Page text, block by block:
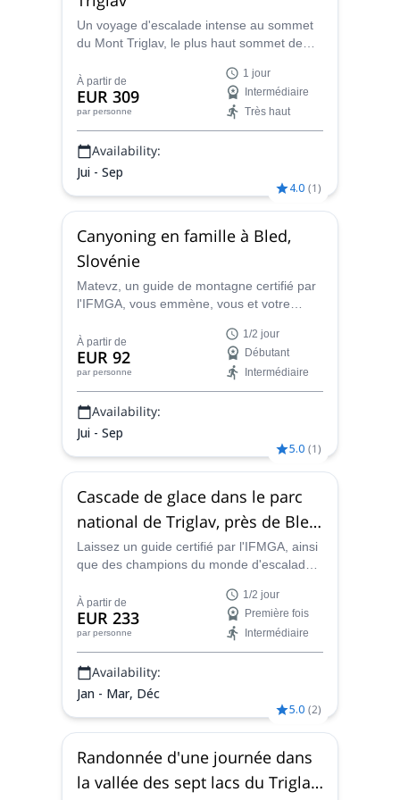
canyons profonds, des rivières émeraude, de belles
montagnes, des gens formidables, un bon rire, tout
ce que vous voulez.
J'ai hâte de vous rencontrer !
Un voyage d'escalade intense au sommet
du Mont Triglav, le plus haut sommet de
guide de montagne de l'IFMGA.
À partir de
EUR 309
par personne
1 jour
Intermédiaire
Très haut
Availability:
Jui - Sep
4.0 (1)
Canyoning en famille à Bled,
Slovénie
Matevz, un guide de montagne certifié par
l'IFMGA, vous emmène, vous et votre
canyoning d'une demi-journée, à la
découverte de sites exceptionnels à Bled.
À partir de
EUR 92
par personne
1/2 jour
Débutant
Intermédiaire
Availability:
Jui - Sep
5.0 (1)
Cascade de glace dans le parc
national de Triglav, près de Bled
(demi-journée)
Laissez un guide certifié par l'IFMGA, ainsi
que des champions du monde d'escalade
l'escalade sur glace avant de vous faire
vivre vous-même les sensations de cette
activité passionnante, le tout dans le
pittoresque et magnifique parc national du
Triglav, en Slovénie.
À partir de
EUR 233
par personne
1/2 jour
Première fois
Intermédiaire
Availability:
Jan - Mar, Déc
5.0 (2)
Randonnée d'une journée dans
la vallée des sept lacs du Triglav,